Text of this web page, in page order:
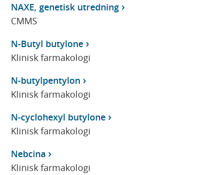
NAXE, genetisk utredning
CMMS
N-Butyl butylone
Klinisk farmakologi
N-butylpentylon
Klinisk farmakologi
N-cyclohexyl butylone
Klinisk farmakologi
Nebcina
Klinisk farmakologi